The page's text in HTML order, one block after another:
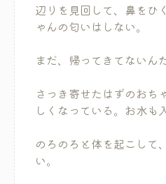
辺りを見回して、鼻をひ
ゃんの匂いはしない。
まだ、帰ってきてないんだ
さっき寄せたはずのおち
しくなっている。お水も
のろのろと体を起こして
い。